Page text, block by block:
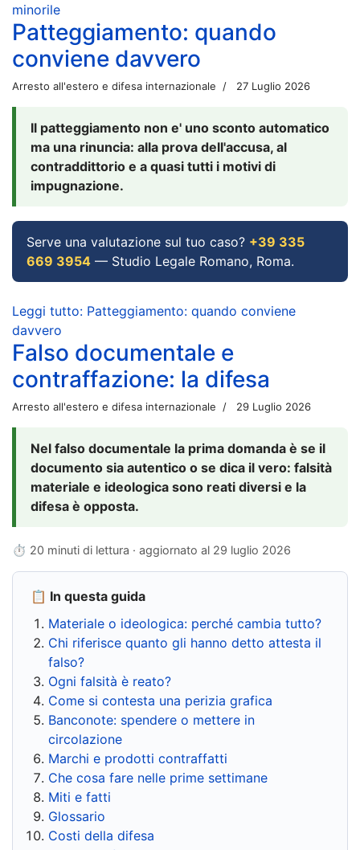
minorile
Patteggiamento: quando
conviene davvero
Arresto all'estero e difesa internazionale 27 Luglio 2026
Il patteggiamento non e' uno sconto automatico
ma una rinuncia: alla prova dell'accusa, al
contraddittorio e a quasi tutti i motivi di
impugnazione.
Serve una valutazione sul tuo caso? +39 335
669 3954 — Studio Legale Romano, Roma.
Leggi tutto: Patteggiamento: quando conviene
davvero
Falso documentale e
contraffazione: la difesa
Arresto all'estero e difesa internazionale 29 Luglio 2026
Nel falso documentale la prima domanda è se il
documento sia autentico o se dica il vero: falsità
materiale e ideologica sono reati diversi e la
difesa è opposta.
⏱ 20 minuti di lettura · aggiornato al 29 luglio 2026
📋 In questa guida
Materiale o ideologica: perché cambia tutto?
Chi riferisce quanto gli hanno detto attesta il
falso?
Ogni falsità è reato?
Come si contesta una perizia grafica
Banconote: spendere o mettere in
circolazione
Marchi e prodotti contraffatti
Che cosa fare nelle prime settimane
Miti e fatti
Glossario
Costi della difesa